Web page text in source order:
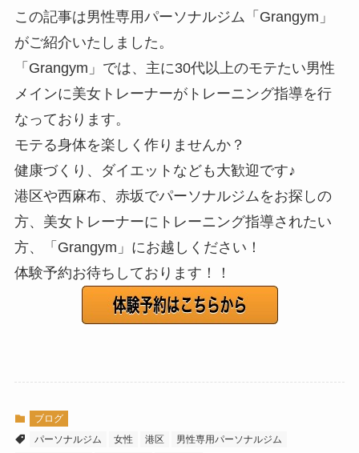
この記事は男性専用パーソナルジム「Grangym」
がご紹介いたしました。
「Grangym」では、主に30代以上のモテたい男性
メインに美女トレーナーがトレーニング指導を行
なっております。
モテる身体を楽しく作りませんか？
健康づくり、ダイエットなども大歓迎です♪
港区や西麻布、赤坂でパーソナルジムをお探しの
方、美女トレーナーにトレーニング指導されたい
方、「Grangym」にお越しください！
体験予約お待ちしております！！
ブログ
パーソナルジム
女性 港区
男性専用パーソナルジム